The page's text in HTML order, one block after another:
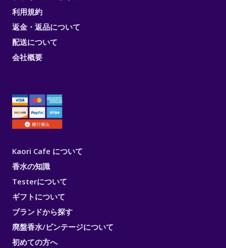
利用規約
返金・返品について
配送について
会社概要
Kaori Cafe について
香水の知識
Testerについて
ギフトについて
ブランドから探す
廃盤香水/ビンテージについて
初めての方へ